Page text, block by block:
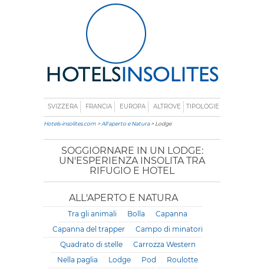
SVIZZERA FRANCIA EUROPA ALTROVE TIPOLOGIE
Hotels-insolites.com >All'aperto e Natura> Lodge
SOGGIORNARE IN UN LODGE:
UN'ESPERIENZA INSOLITA TRA
RIFUGIO E HOTEL
ALL'APERTO E NATURA
Tra gli animali Bolla
Capanna
Capanna del trapper
Campo di minatori
Quadrato di stelle
Carrozza Western
Nella paglia
Lodge Pod
Roulotte